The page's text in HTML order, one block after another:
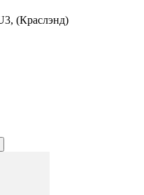
(Краслэнд)